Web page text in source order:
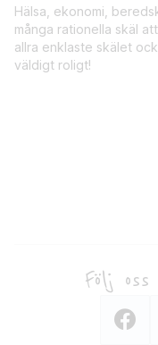
Hälsa, ekonomi,
många rationella skäl
allra enklaste skälet
väldigt roligt!
Följ